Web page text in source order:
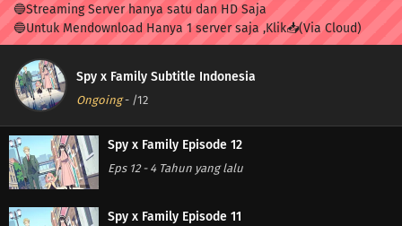
🔵Streaming Server hanya satu dan HD Saja
🔵Untuk Mendownload Hanya 1 server saja ,Klik📥(Via Cloud)
Spy x Family Subtitle Indonesia
Ongoing- /12
Spy x Family Episode 12
Eps 12- 4 Tahun yang lalu
Spy x Family Episode 11